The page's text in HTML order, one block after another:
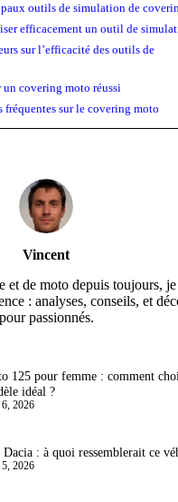
outils de simulation de
efficacement un outil de
sur l’efficacité des outils de
un covering moto réussi
fréquentes sur le covering moto
Vincent
et de moto depuis toujours, je
: analyses, conseils, et
pour passionnés.
125 pour femme : comment
idéal ?
6, 2026
Dacia : à quoi ressemblerait ce
5, 2026